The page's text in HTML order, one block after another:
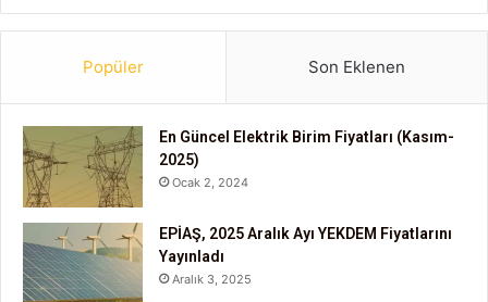
Popüler Son Eklenen
En Güncel Elektrik Birim Fiyatları (Kasım-
2025)
Ocak 2, 2024
EPİAŞ, 2025 Aralık Ayı YEKDEM Fiyatlarını
Yayınladı
Aralık 3, 2025